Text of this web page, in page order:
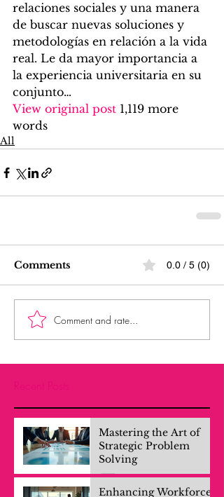
relaciones sociales y una manera
de buscar nuevas soluciones y
metodologías en relación a la vida
real. Le da mayor importancia a
la experiencia universitaria en su
conjunto…
View original post 1,119 more
words
All
Comments 0.0 / 5 (0)
Comment and rate...
Mastering the Art of
Strategic Problem
Solving
Enhancing Workforce